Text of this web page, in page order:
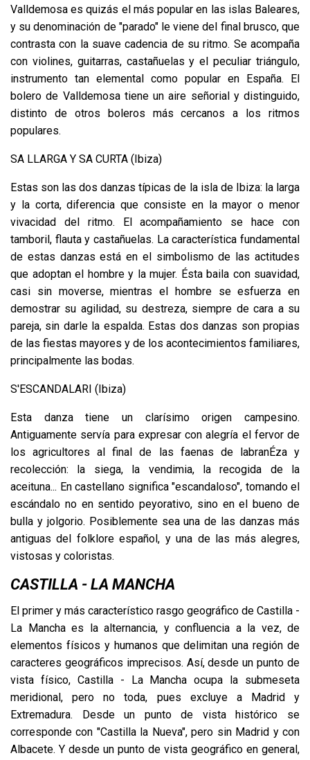
Valldemosa es quizás el más popular en las islas Baleares,
y su denominación de "parado" le viene del final brusco, que
contrasta con la suave cadencia de su ritmo. Se acompaña
con violines, guitarras, castañuelas y el peculiar triángulo,
instrumento tan elemental como popular en España. El
bolero de Valldemosa tiene un aire señorial y distinguido,
distinto de otros boleros más cercanos a los ritmos
populares.
SA LLARGA Y SA CURTA (Ibiza)
Estas son las dos danzas típicas de la isla de Ibiza: la larga
y la corta, diferencia que consiste en la mayor o menor
vivacidad del ritmo. El acompañamiento se hace con
tamboril, flauta y castañuelas. La característica fundamental
de estas danzas está en el simbolismo de las actitudes
que adoptan el hombre y la mujer. Ésta baila con suavidad,
casi sin moverse, mientras el hombre se esfuerza en
demostrar su agilidad, su destreza, siempre de cara a su
pareja, sin darle la espalda. Estas dos danzas son propias
de las fiestas mayores y de los acontecimientos familiares,
principalmente las bodas.
S'ESCANDALARI (Ibiza)
Esta danza tiene un clarísimo origen campesino.
Antiguamente servía para expresar con alegría el fervor de
los agricultores al final de las faenas de labranÉza y
recolección: la siega, la vendimia, la recogida de la
aceituna... En castellano significa "escandaloso", tomando el
escándalo no en sentido peyorativo, sino en el bueno de
bulla y jolgorio. Posiblemente sea una de las danzas más
antiguas del folklore español, y una de las más alegres,
vistosas y coloristas.
CASTILLA - LA MANCHA
El primer y más característico rasgo geográfico de Castilla -
La Mancha es la alternancia, y confluencia a la vez, de
elementos físicos y humanos que delimitan una región de
caracteres geográficos imprecisos. Así, desde un punto de
vista físico, Castilla - La Mancha ocupa la submeseta
meridional, pero no toda, pues excluye a Madrid y
Extremadura. Desde un punto de vista histórico se
corresponde con "Castilla la Nueva", pero sin Madrid y con
Albacete. Y desde un punto de vista geográfico en general,